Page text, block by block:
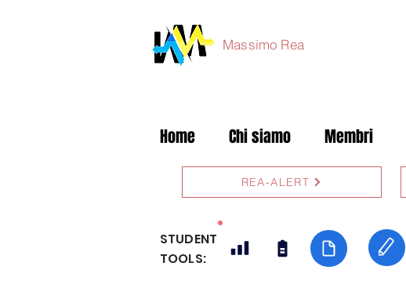
Massimo Rea
Home Chi siamo Membri
REA-ALERT
STUDENT
TOOLS: